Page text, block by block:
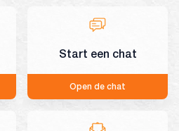
Start een chat
Open de chat